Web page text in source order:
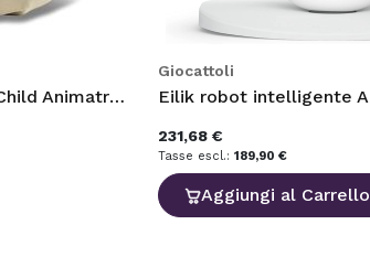
Hasbro Star Wars - The Child Animatronic Edition, Giocattolo con Oltre 25 Combinazioni di Suoni e movimenti
Giocattoli
231,68 €
189,90 €
Aggiungi al Carrello